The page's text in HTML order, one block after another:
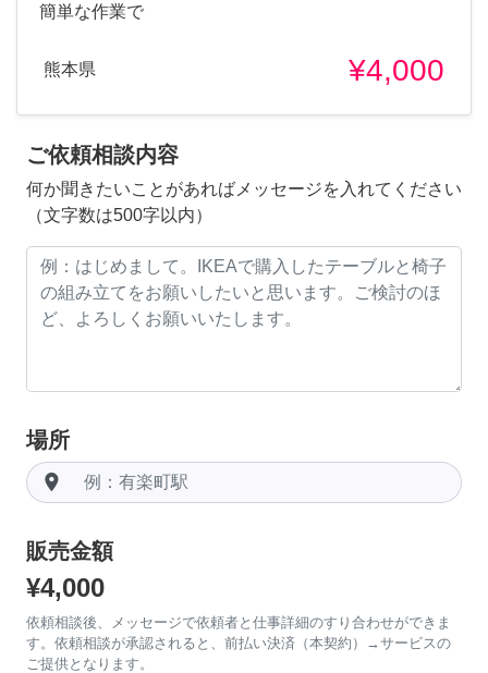
簡単な作業で
熊本県 ¥4,000
ご依頼相談内容
何か聞きたいことがあればメッセージを入れてください
（文字数は500字以内）
場所
room
販売金額
¥4,000
依頼相談後、メッセージで依頼者と仕事詳細のすり合わせができま
す。依頼相談が承認されると、前払い決済（本契約）→サービスの
ご提供となります。